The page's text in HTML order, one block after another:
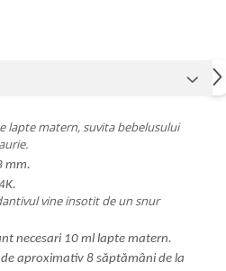
lapte matern, suvita bebelusului
mm.
vine insotit de un snur
necesari 10 ml lapte matern.
de aproximativ 8 săptămâni de la